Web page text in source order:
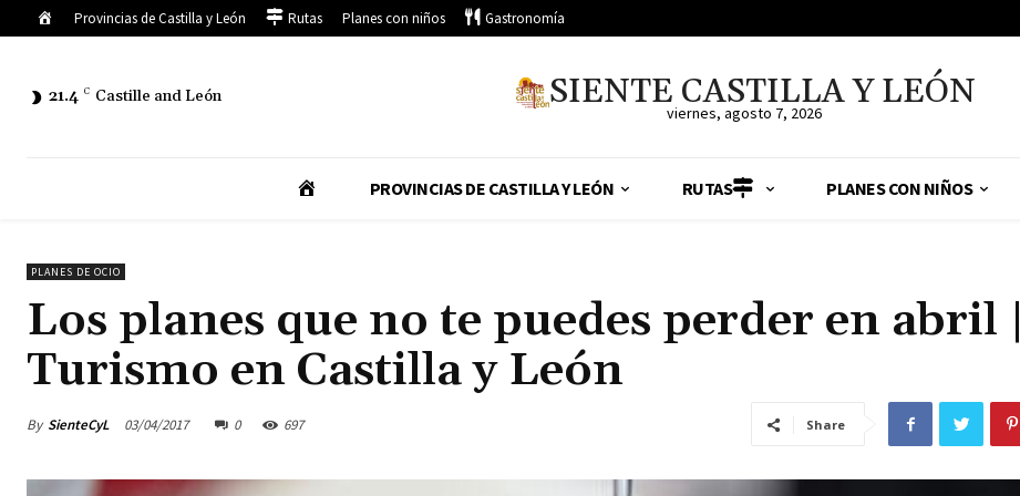
InicioProvincias de Castilla y León Rutas Planes con niños Gastronomía
21.4 C Castille and León SIENTE CASTILLA Y LEÓN
viernes, agosto 7, 2026
I
I
C
PROVINCIAS DE CASTILLA Y LEÓN RUTAS PLANES CON NIÑOS
PLANES DE OCIO
Los planes que no te puedes perder en abril |
Turismo en Castilla y León
By SienteCyL 03/04/2017 0 697 Share